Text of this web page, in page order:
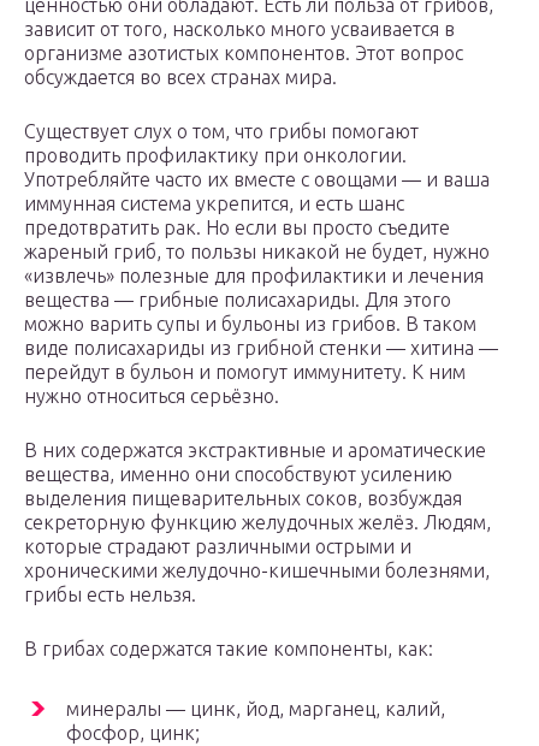
ценностью они обладают. Есть ли польза от грибов,
зависит от того, насколько много усваивается в
организме азотистых компонентов. Этот вопрос
обсуждается во всех странах мира.
Существует слух о том, что грибы помогают
проводить профилактику при онкологии.
Употребляйте часто их вместе с овощами — и ваша
иммунная система укрепится, и есть шанс
предотвратить рак. Но если вы просто съедите
жареный гриб, то пользы никакой не будет, нужно
«извлечь» полезные для профилактики и лечения
вещества — грибные полисахариды. Для этого
можно варить супы и бульоны из грибов. В таком
виде полисахариды из грибной стенки — хитина —
перейдут в бульон и помогут иммунитету. К ним
нужно относиться серьёзно.
В них содержатся экстрактивные и ароматические
вещества, именно они способствуют усилению
выделения пищеварительных соков, возбуждая
секреторную функцию желудочных желёз. Людям,
которые страдают различными острыми и
хроническими желудочно-кишечными болезнями,
грибы есть нельзя.
В грибах содержатся такие компоненты, как:
минералы — цинк, йод, марганец, калий,
фосфор, цинк;